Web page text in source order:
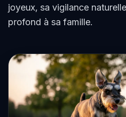
joyeux, sa vigilance
profond à sa famille.